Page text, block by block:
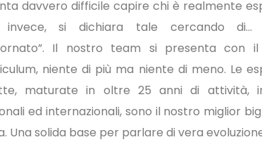
davvero difficile capire chi è realmente
invece, si dichiara tale cercando di…
Il nostro team si presenta con
niente di più ma niente di meno. Le
maturate in oltre 25 anni di attività,
ed internazionali, sono il nostro miglior
Una solida base per parlare di vera